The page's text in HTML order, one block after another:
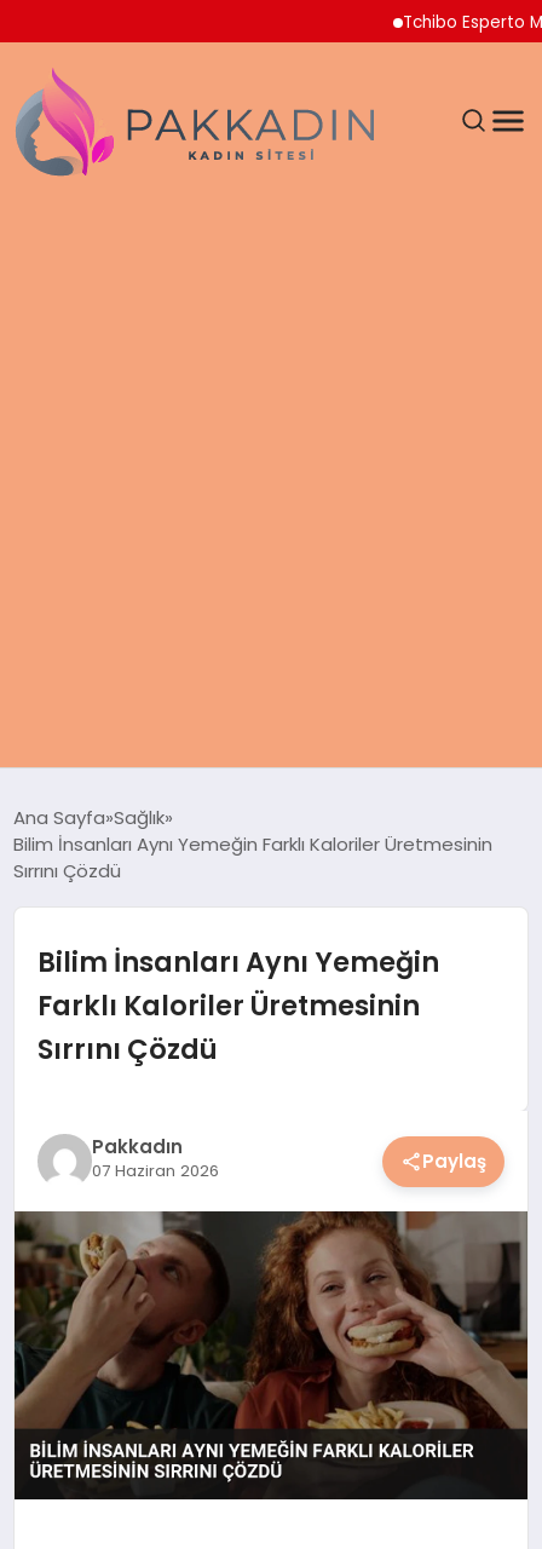
Tchibo Esperto Mini
KADIN
SPOR & FITNESS
YEMEK
KIMDIR?
HESAPLAMALAR
Ana Sayfa Sağlık
Bilim İnsanları Aynı Yemeğin Farklı Kaloriler Üretmesinin
Sırrını Çözdü
Bilim İnsanları Aynı Yemeğin
Farklı Kaloriler Üretmesinin
Sırrını Çözdü
Pakkadın
07 Haziran 2026 Paylaş